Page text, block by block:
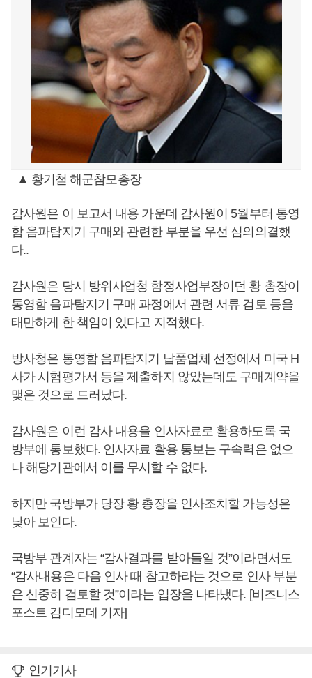
▲ 황기철 해군참모총장
감사원은 이 보고서 내용 가운데 감사원이 5월부터 통영
함 음파탐지기 구매와 관련한 부분을 우선 심의의결했
다..
감사원은 당시 방위사업청 함정사업부장이던 황 총장이
통영함 음파탐지기 구매 과정에서 관련 서류 검토 등을
태만하게 한 책임이 있다고 지적했다.
방사청은 통영함 음파탐지기 납품업체 선정에서 미국 H
사가 시험평가서 등을 제출하지 않았는데도 구매계약을
맺은 것으로 드러났다.
감사원은 이런 감사 내용을 인사자료로 활용하도록 국
방부에 통보했다. 인사자료 활용 통보는 구속력은 없으
나 해당기관에서 이를 무시할 수 없다.
하지만 국방부가 당장 황 총장을 인사조치할 가능성은
낮아 보인다.
국방부 관계자는 “감사결과를 받아들일 것”이라면서도
“감사내용은 다음 인사 때 참고하라는 것으로 인사 부분
은 신중히 검토할 것”이라는 입장을 나타냈다. [비즈니스
포스트 김디모데 기자]
인기기사